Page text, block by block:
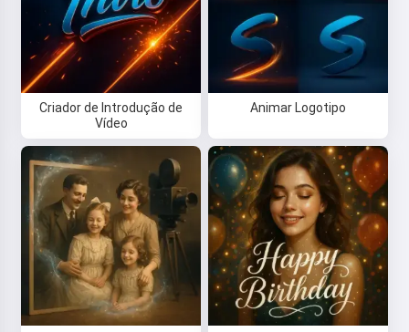
Criador de Introdução de
Vídeo
Animar Logotipo